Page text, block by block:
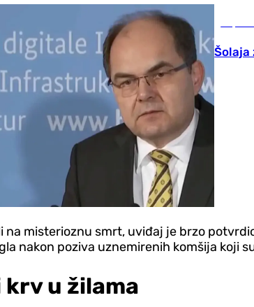
Šolaja
na misterioznu smrt, uviđaj je brzo
nakon poziva uznemirenih komšija koji
u žilama